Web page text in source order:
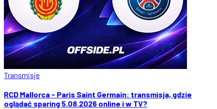
Transmisje
RCD Mallorca - Paris Saint Germain: transmisja, gdzie
oglądać sparing 5.08.2026 online i w TV?